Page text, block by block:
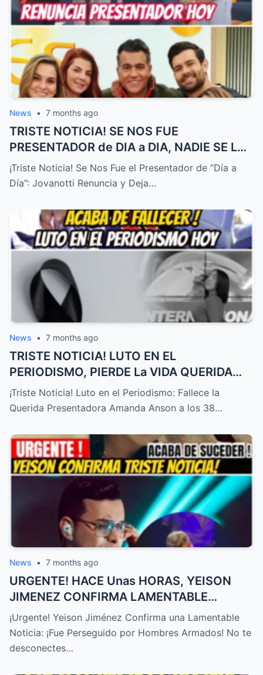
News • 7 months ago
TRISTE NOTICIA! SE NOS FUE
PRESENTADOR de DIA a DIA, NADIE SE LO
ESPERABA! – HTT
¡Triste Noticia! Se Nos Fue el Presentador de “Día a
Día”: Jovanotti Renuncia y Deja…
News • 7 months ago
TRISTE NOTICIA! LUTO EN EL
PERIODISMO, PIERDE La VIDA QUERIDA
PRESENTADORA HOY! – HTT
¡Triste Noticia! Luto en el Periodismo: Fallece la
Querida Presentadora Amanda Anson a los 38…
News • 7 months ago
URGENTE! HACE Unas HORAS, YEISON
JIMENEZ CONFIRMA LAMENTABLE
NOTICIA, NO LO ESPERABA,TRISTE
NOTICIA! – HTT
¡Urgente! Yeison Jiménez Confirma una Lamentable
Noticia: ¡Fue Perseguido por Hombres Armados! No te
desconectes…